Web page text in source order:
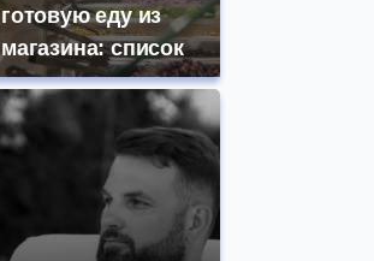
готовую еду из
магазина: список